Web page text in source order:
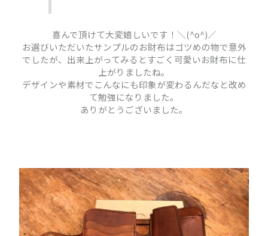
喜んで頂けて大変嬉しいです！＼(^o^)／
お選びいただいたサンプルのお財布はゴツめの物で意外
でしたが、出来上がってみるとすごく可愛いお財布に仕
上がりましたね。
デザインや素材でこんなにも印象が変わるんだなと改め
て勉強になりました。
ありがとうございました。